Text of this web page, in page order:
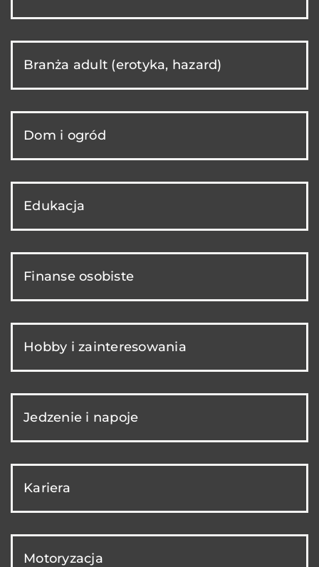
Branża adult (erotyka, hazard)
Dom i ogród
Edukacja
Finanse osobiste
Hobby i zainteresowania
Jedzenie i napoje
Kariera
Motoryzacja